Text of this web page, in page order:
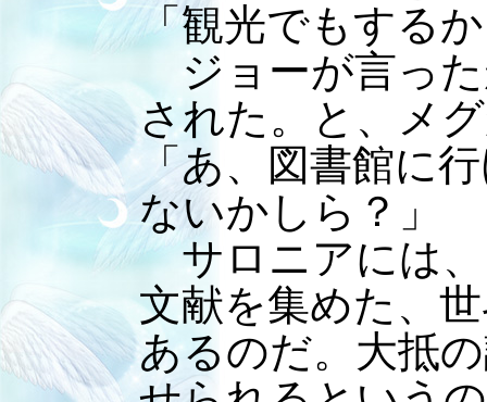
「観光でもする
ジョーが言っ
された。と、メ
「あ、図書館に
ないかしら？」
サロニアには、
文献を集めた、
あるのだ。大抵